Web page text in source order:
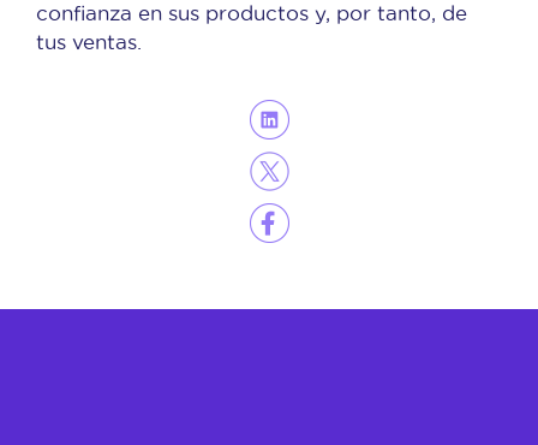
confianza en sus productos y, por tanto, de
tus ventas.